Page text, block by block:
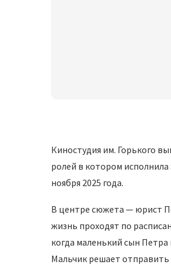
Киностудия им. Горького
ролей в котором
ноября 2025 года.
В центре сюжета — юрист
жизнь проходят по
когда маленький сын
Мальчик решает отправить